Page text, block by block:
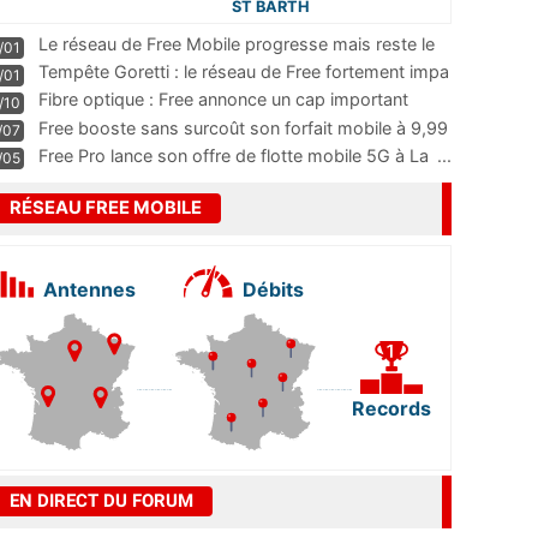
ST BARTH
Le réseau de Free Mobile progresse mais reste le
m
...
Tempête Goretti : le réseau de Free fortement impa
Fibre optique : Free annonce un cap important
pass
...
Free booste sans surcoût son forfait mobile à 9,99
Free Pro lance son offre de flotte mobile 5G à La ...
RÉSEAU FREE MOBILE
Antennes Débits
Records
EN DIRECT DU FORUM